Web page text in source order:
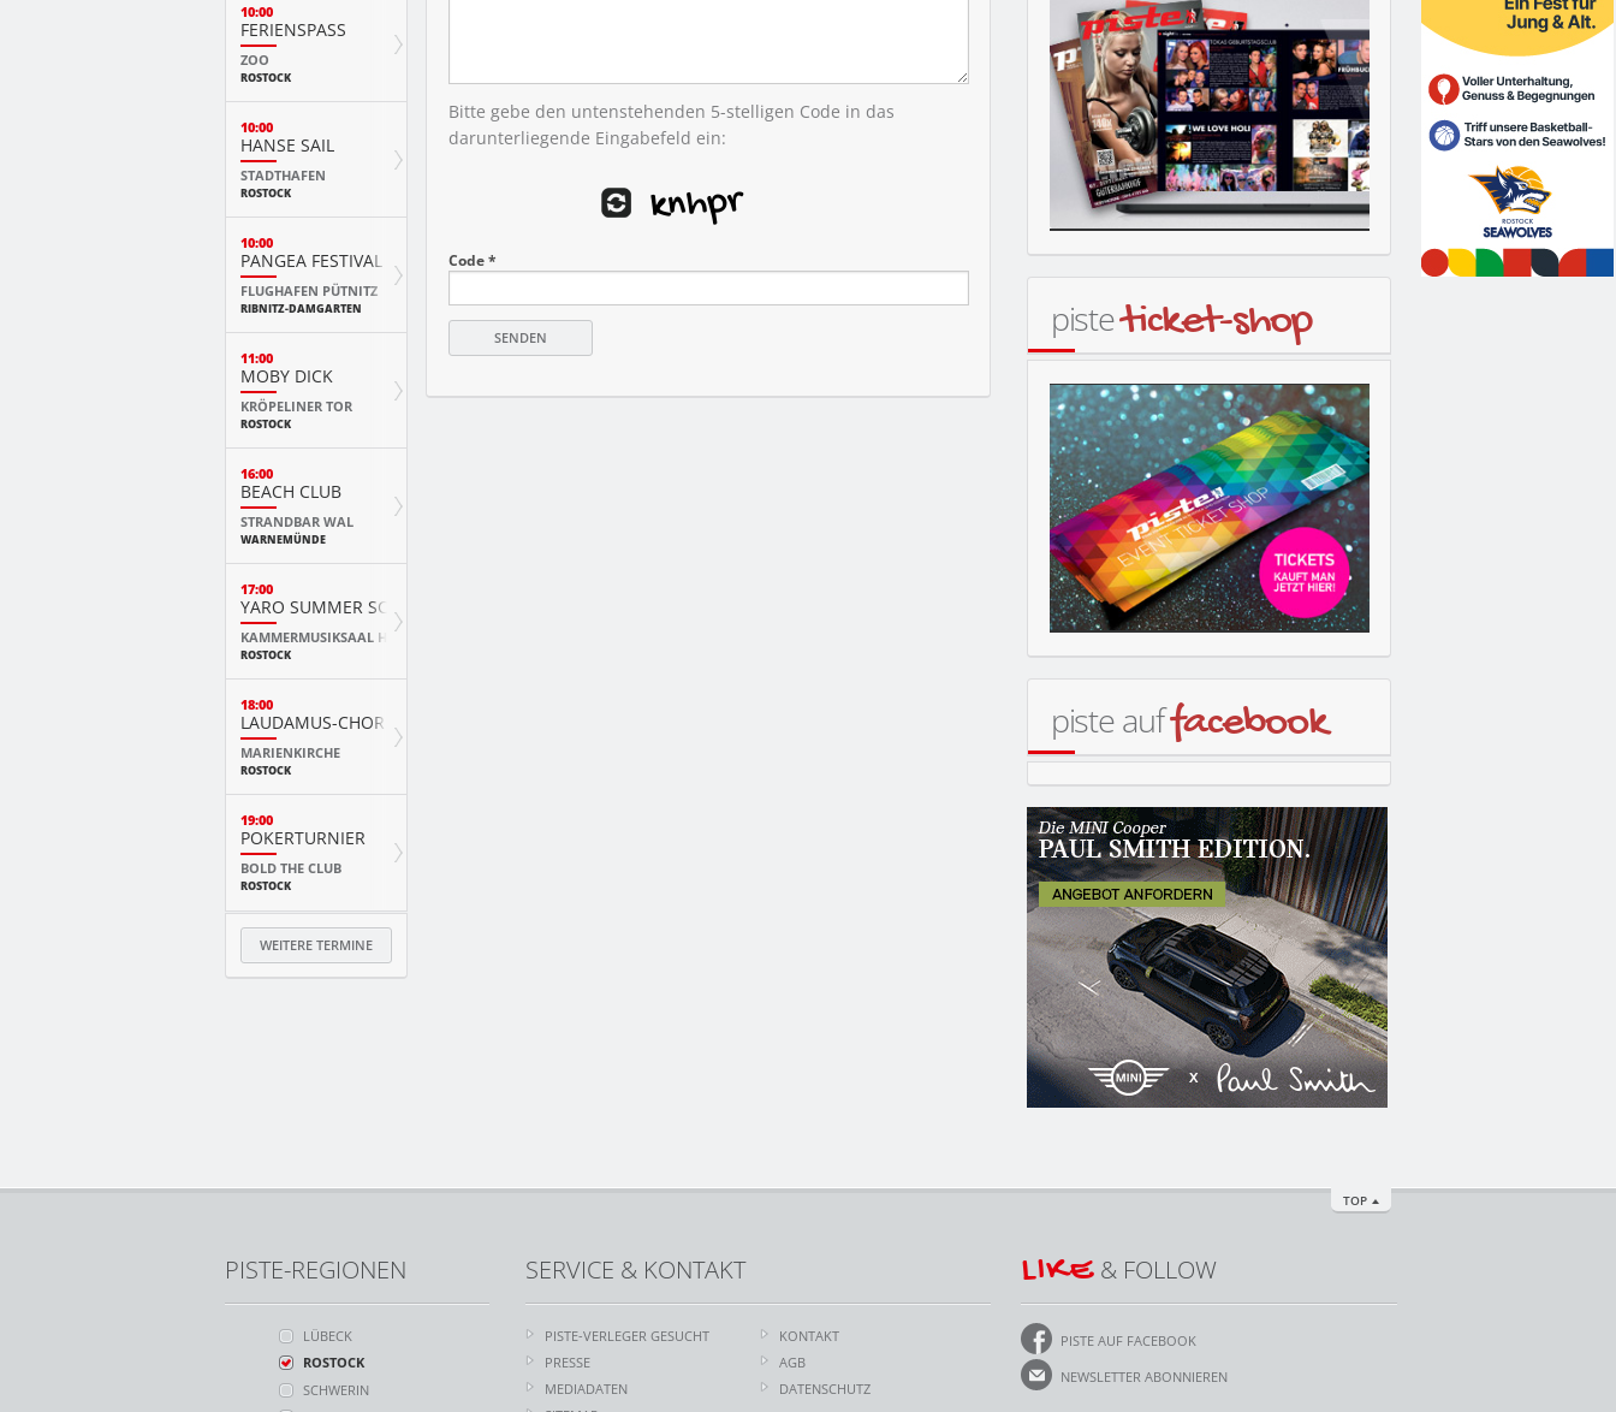
Bitte gebe den untenstehenden 5-stelligen Code in das
darunterliegende Eingabefeld ein:
Code *
10:00
FERIENSPASS
ZOO
ROSTOCK
10:00
HANSE SAIL
STADTHAFEN
ROSTOCK
10:00
PANGEA FESTIVAL
FLUGHAFEN PÜTNITZ
RIBNITZ-DAMGARTEN
11:00
MOBY DICK
KRÖPELINER TOR
ROSTOCK
16:00
BEACH CLUB
STRANDBAR WAL
WARNEMÜNDE
17:00
YARO SUMMER SCHOOL KURSKONZERT
KAMMERMUSIKSAAL HMT
ROSTOCK
18:00
LAUDAMUS-CHOR
MARIENKIRCHE
ROSTOCK
19:00
POKERTURNIER
BOLD THE CLUB
ROSTOCK
WEITERE TERMINE
pisteticket-shop
piste auffacebook
TOP
PISTE-REGIONEN
LÜBECK
ROSTOCK
SCHWERIN
SERVICE & KONTAKT
PISTE-VERLEGER GESUCHT
PRESSE
MEDIADATEN
KONTAKT
AGB
DATENSCHUTZ
LIKE& FOLLOW
PISTE AUF FACEBOOK
NEWSLETTER ABONNIEREN